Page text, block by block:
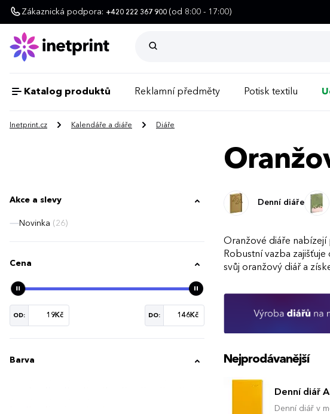
Zákaznická podpora: +420 222 367 900 (od 8:00 - 17:00)
Katalog produktů Reklamní předměty Potisk textilu
Inetprint.cz Kalendáře a diáře Diáře
Akce a slevy
Novinka (26)
Cena
OD: DO:
Barva
Denní diáře
Oranžové diáře nabízejí
Robustní vazba
svůj oranžový diář a
Nejprodávanější
Denní diář
Denní diář v